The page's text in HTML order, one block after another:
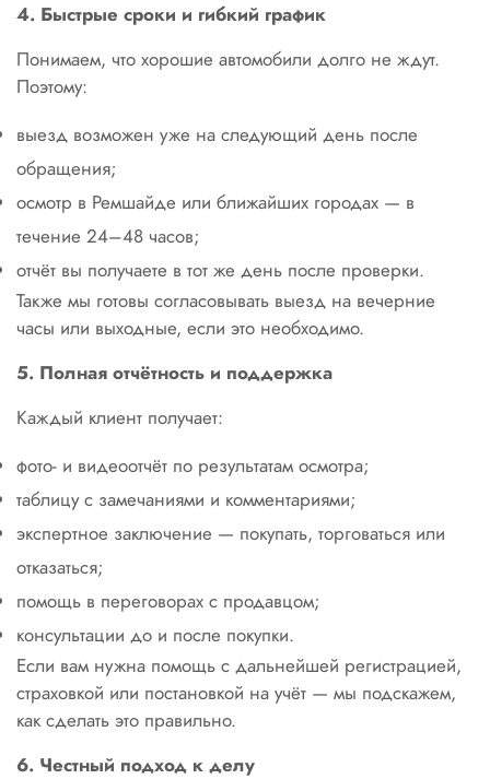
4. Быстрые сроки и гибкий график
Понимаем, что хорошие автомобили долго не ждут.
Поэтому:
выезд возможен уже на следующий день после
обращения;
осмотр в Ремшайде или ближайших городах — в
течение 24–48 часов;
отчёт вы получаете в тот же день после проверки.
Также мы готовы согласовывать выезд на вечерние
часы или выходные, если это необходимо.
5. Полная отчётность и поддержка
Каждый клиент получает:
фото- и видеоотчёт по результатам осмотра;
таблицу с замечаниями и комментариями;
экспертное заключение — покупать, торговаться или
отказаться;
помощь в переговорах с продавцом;
консультации до и после покупки.
Если вам нужна помощь с дальнейшей регистрацией,
страховкой или постановкой на учёт — мы подскажем,
как сделать это правильно.
6. Честный подход к делу